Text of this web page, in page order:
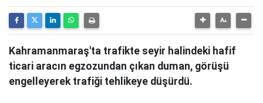
Kahramanmaraş'ta trafikte seyir halindeki hafif
ticari aracın egzozundan çıkan duman, görüşü
engelleyerek trafiği tehlikeye düşürdü.